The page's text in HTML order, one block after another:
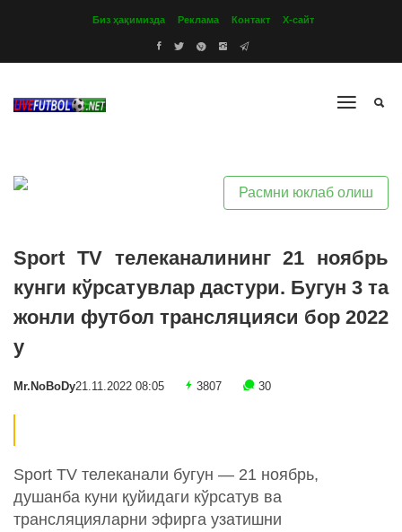
Биз ҳақимизда Реклама Контакт Х-сайт
Расмни юклаб олиш
Sport TV телеканалининг 21 ноябрь
кунги кўрсатувлар дастури. Бугун 3 та
жонли футбол трансляцияси бор 2022
y
Mr.NoBoDy21.11.2022 08:05 3807 30
Sport TV телеканали бугун — 21 ноябрь,
душанба куни қуйидаги кўрсатув ва
трансляцияларни эфирга узатишни